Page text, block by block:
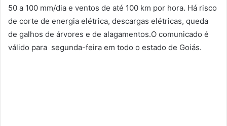
50 a 100 mm/dia e ventos de até 100 km por hora. Há risco
de corte de energia elétrica, descargas elétricas, queda
de galhos de árvores e de alagamentos.O comunicado é
válido para segunda-feira em todo o estado de Goiás.